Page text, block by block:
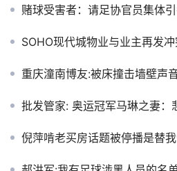
赌球受害者：请足协官员集体
SOHO现代城物业与业主再发
重庆潼南博友:被床撞击墙壁声
批发管家: 奥运冠军马琳之妻：
倪萍啃老买房话题被停播是替